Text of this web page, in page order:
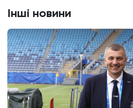
Інші новини